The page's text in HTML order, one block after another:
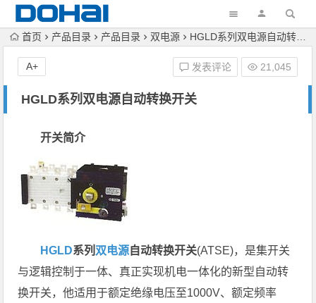
首页 产品目录 产品目录 双电源 HGLD系列双电源自动转换开关
HGLD系列双电源自动转换开关
发表评论 21,045
A+
开关简介
HGLD系列 双电源自动转换开关(ATSE)，是集开关
与逻辑控制于一体、真正实现机电一体化的新型自动转
换开关，他适用于额定绝缘电压至1000V、额定频率